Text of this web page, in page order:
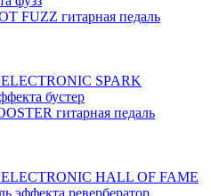
FUZZ гитарная педаль
гитарная педаль